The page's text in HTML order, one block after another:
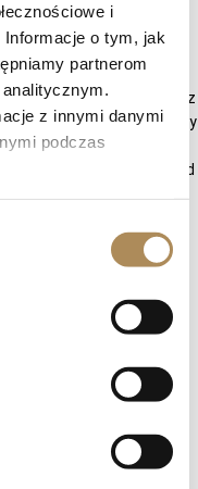
i
o tym, jak
partnerom
z innymi danymi
podczas
i di